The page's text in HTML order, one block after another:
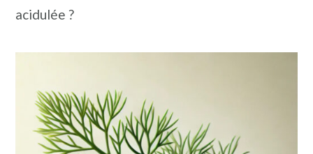
acidulée ?